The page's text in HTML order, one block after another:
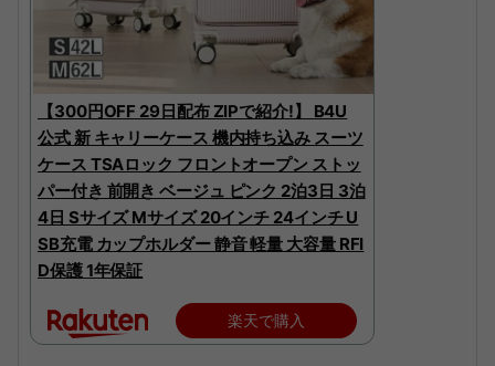
【300円OFF 29日配布 ZIPで紹介!】 B4U
公式 新 キャリーケース 機内持ち込み スーツ
ケース TSAロック フロントオープン ストッ
パー付き 前開き ベージュ ピンク 2泊3日 3泊
4日 Sサイズ Mサイズ 20インチ 24インチ U
SB充電 カップホルダー 静音 軽量 大容量 RFI
D保護 1年保証
楽天で購入